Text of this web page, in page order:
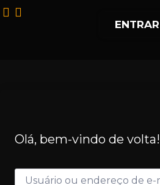
ENTRAR
Olá, bem-vindo de volta!